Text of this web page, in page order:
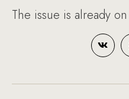
The issue is already on